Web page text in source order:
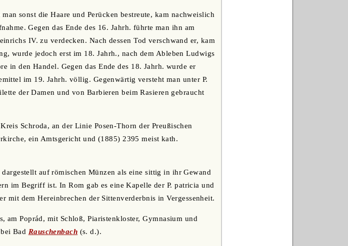
sonst die Haare und Perücken bestreute, kam nachweislich
Gegen das Ende des 16. Jahrh. führte man ihn am
IV. zu verdecken. Nach dessen Tod verschwand er, kam
wurde jedoch erst im 18. Jahrh., nach dem Ableben Ludwigs
in den Handel. Gegen das Ende des 18. Jahrh. wurde er
im 19. Jahrh. völlig. Gegenwärtig versteht man unter P.
der Damen und von Barbieren beim Rasieren gebraucht
Schroda, an der Linie Posen-Thorn der Preußischen
ein Amtsgericht und (1885) 2395 meist kath.
auf römischen Münzen als eine sittig in ihr Gewand
im Begriff ist. In Rom gab es eine Kapelle der P. patricia und
mit dem Hereinbrechen der Sittenverderbnis in Vergessenheit.
am Poprád, mit Schloß, Piaristenkloster, Gymnasium und
Bad Rauschenbach (s. d.).